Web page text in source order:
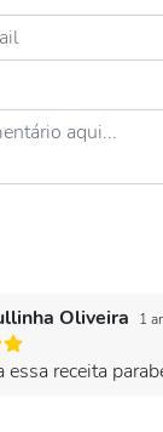
Oliveira 1
essa receita